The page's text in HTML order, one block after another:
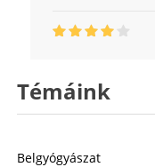
Témáink
Belgyógyászat